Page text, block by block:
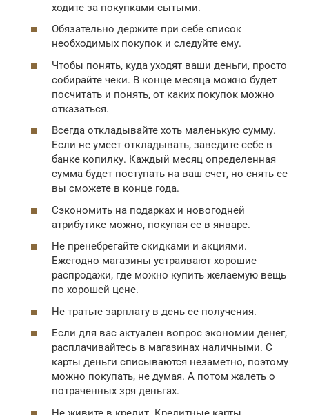
ходите за покупками сытыми.
Обязательно держите при себе список
необходимых покупок и следуйте ему.
Чтобы понять, куда уходят ваши деньги, просто
собирайте чеки. В конце месяца можно будет
посчитать и понять, от каких покупок можно
отказаться.
Всегда откладывайте хоть маленькую сумму.
Если не умеет откладывать, заведите себе в
банке копилку. Каждый месяц определенная
сумма будет поступать на ваш счет, но снять ее
вы сможете в конце года.
Сэкономить на подарках и новогодней
атрибутике можно, покупая ее в январе.
Не пренебрегайте скидками и акциями.
Ежегодно магазины устраивают хорошие
распродажи, где можно купить желаемую вещь
по хорошей цене.
Не тратьте зарплату в день ее получения.
Если для вас актуален вопрос экономии денег,
расплачивайтесь в магазинах наличными. С
карты деньги списываются незаметно, поэтому
можно покупать, не думая. А потом жалеть о
потраченных зря деньгах.